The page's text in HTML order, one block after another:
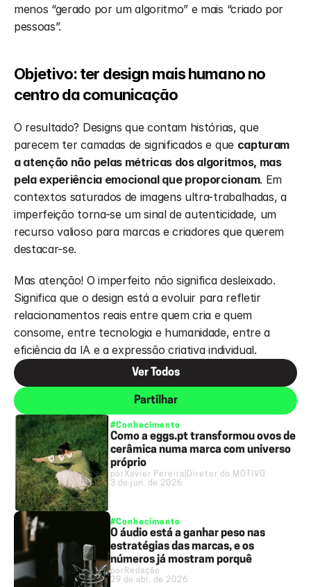
menos “gerado por um algoritmo” e mais “criado por
pessoas”.
Objetivo: ter design mais humano no
centro da comunicação
O resultado? Designs que contam histórias, que
parecem ter camadas de significados e que capturam
a atenção não pelas métricas dos algoritmos, mas
pela experiência emocional que proporcionam. Em
contextos saturados de imagens ultra-trabalhadas, a
imperfeição torna-se um sinal de autenticidade, um
recurso valioso para marcas e criadores que querem
destacar-se.
Mas atenção! O imperfeito não significa desleixado.
Significa que o design está a evoluir para refletir
relacionamentos reais entre quem cria e quem
consome, entre tecnologia e humanidade, entre a
eficiência da IA e a expressão criativa individual.
Ver Todos
Partilhar
#Conhecimento
Como a eggs.pt transformou ovos de
cerâmica numa marca com universo
próprio
porXavier Pereira Diretor do MOTIVO
3 de jun. de 2026
#Conhecimento
O áudio está a ganhar peso nas
estratégias das marcas, e os
números já mostram porquê
por Redação
29 de abr. de 2026